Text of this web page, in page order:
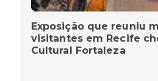
Exposição que reuniu
visitantes em Recife
Cultural Fortaleza